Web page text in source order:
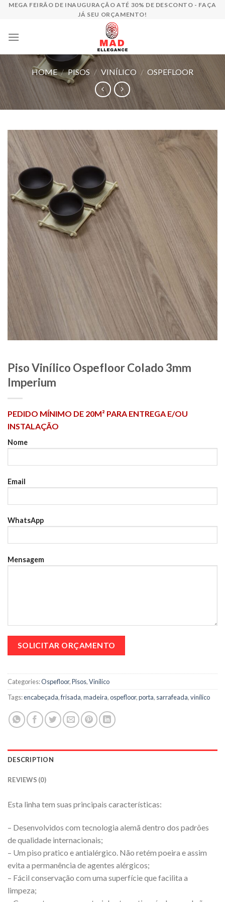
SkipMEGA FEIRÃO DE INAUGURAÇÃO ATÉ 30% DE DESCONTO - FAÇA
JÁ SEU ORÇAMENTO!
HOME / PISOS / VINÍLICO / OSPEFLOOR
Piso Vinílico Ospefloor Colado 3mm
Imperium
PEDIDO MÍNIMO DE 20M² PARA ENTREGA E/OU
INSTALAÇÃO
Nome
Email
WhatsApp
Mensagem
Categories:Ospefloor,Pisos,Vinílico
Tags:encabeçada,frisada,madeira,ospefloor,porta, sarrafeada,vinílico
DESCRIPTION
REVIEWS (0)
Esta linha tem suas principais características:
– Desenvolvidos com tecnologia alemã dentro dos padrões
de qualidade internacionais;
– Um piso pratico e antialérgico. Não retém poeira e assim
evita a permanência de agentes alérgicos;
– Fácil conservação com uma superfície que facilita a
limpeza;